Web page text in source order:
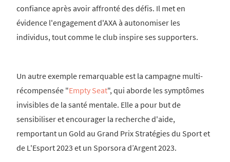
confiance après avoir affronté des défis. Il met en
évidence l'engagement d'AXA à autonomiser les
individus, tout comme le club inspire ses supporters.
Un autre exemple remarquable est la campagne multi-
récompensée "Empty Seat", qui aborde les symptômes
invisibles de la santé mentale. Elle a pour but de
sensibiliser et encourager la recherche d'aide,
remportant un Gold au Grand Prix Stratégies du Sport et
de L'Esport 2023 et un Sporsora d’Argent 2023.